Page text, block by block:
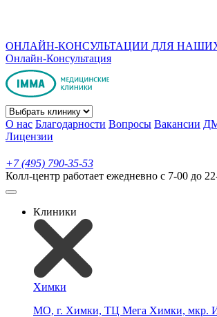
ОНЛАЙН-КОНСУЛЬТАЦИИ ДЛЯ
Онлайн-Консультация
О нас Благодарности Вопросы Вакансии
Лицензии
+7 (495) 790-35-53
Колл-центр работает ежедневно с 7-00 до
Клиники
Химки
МО, г. Химки, ТЦ Мега Химки, мкр.